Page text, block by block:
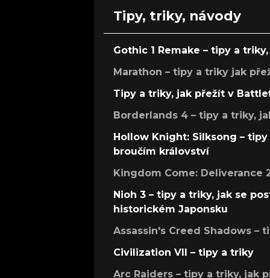
Tipy, triky, návody
Gothic 1 Remake – tipy a
Marathon – tipy a triky jak
Tipy a triky, jak přežít v
Borderlands 4 – tipy a triky,
Hollow Knight: Silksong –
broučím království
Kingdom Come: Deliverance
Nioh 3 – tipy a triky, jak se
historickém Japonsku
Assassin's Creed Shadows –
Civilization VII – tipy a triky
Arc Raiders – tipy a triky, jak